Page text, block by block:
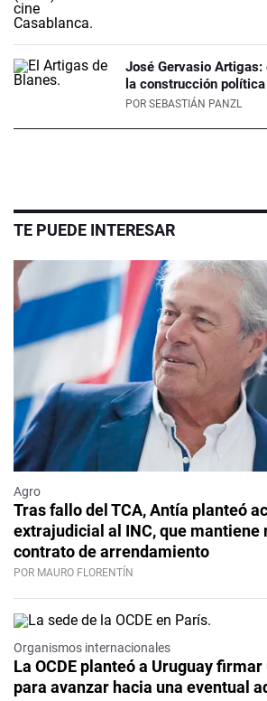
José Gervasio
la construcción política
POR SEBASTIÁN PANZL
TE PUEDE INTERESAR
Agro
Tras fallo del TCA, Antía planteó
extrajudicial al INC, que mantiene
contrato de arrendamiento
POR MAURO FLORENTÍN
Organismos internacionales
La OCDE planteó a Uruguay
para avanzar hacia una eventual